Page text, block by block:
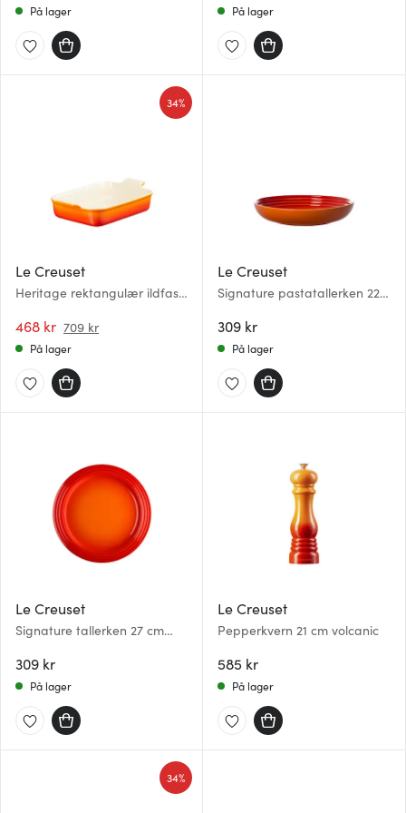
På lager På lager
Le Creuset
Heritage rektangulær ildfast
468 kr 709 kr
34%
På lager
Le Creuset
Signature pastatallerken 22
309 kr
På lager
Le Creuset
Signature tallerken 27 cm
309 kr
På lager
Le Creuset
Pepperkvern 21 cm volcanic
585 kr
På lager
34%